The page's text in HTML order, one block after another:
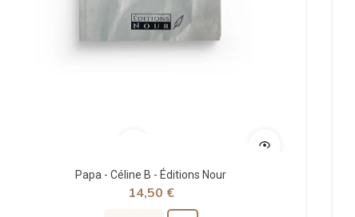
Papa - Céline B - Éditions Nour
14,50 €